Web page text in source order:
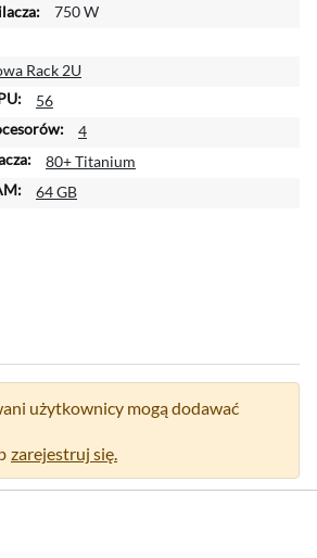
750 W
Rack 2U
56
4
80+ Titanium
64 GB
użytkownicy mogą dodawać
zarejestruj się.